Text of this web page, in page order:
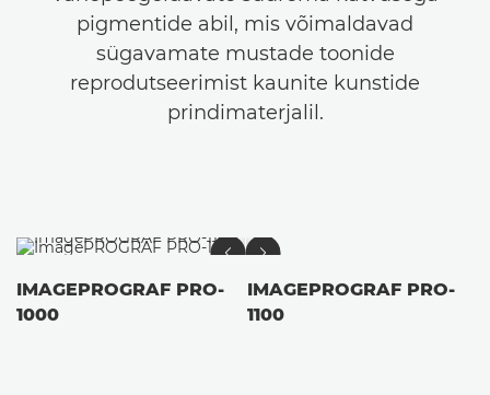
pigmentide abil, mis võimaldavad
sügavamate mustade toonide
reprodutseerimist kaunite kunstide
prindimaterjalil.
IMAGEPROGRAF PRO-
1000
IMAGEPROGRAF PRO-
1100